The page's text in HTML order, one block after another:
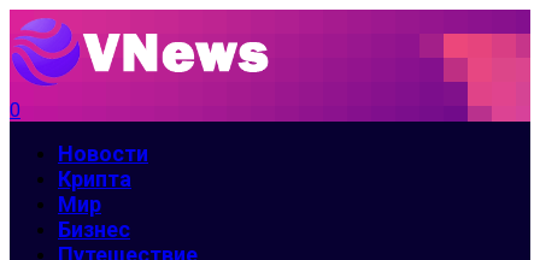
0
Новости
Крипта
Мир
Бизнес
Путешествие